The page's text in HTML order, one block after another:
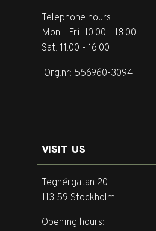
Telephone hours:
Mon - Fri: 10.00 - 18.00
Sat: 11.00 - 16.00
Org.nr: 556960-3094
VISIT US
Tegnérgatan 20
113 59 Stockholm
Opening hours: